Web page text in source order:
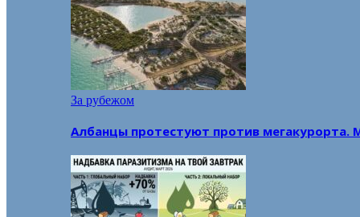
За рубежом
Албанцы протестуют против мегакурорта.